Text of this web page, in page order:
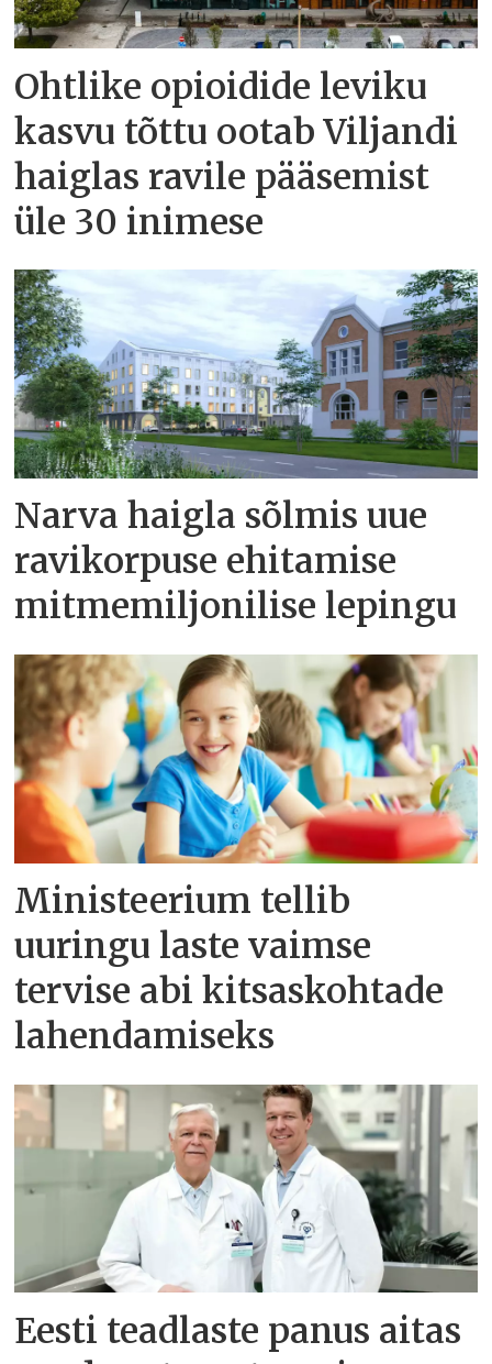
Ohtlike opioidide leviku
kasvu tõttu ootab Viljandi
haiglas ravile pääsemist
üle 30 inimese
Narva haigla sõlmis uue
ravikorpuse ehitamise
mitmemiljonilise lepingu
Ministeerium tellib
uuringu laste vaimse
tervise abi kitsaskohtade
lahendamiseks
Eesti teadlaste panus aitas